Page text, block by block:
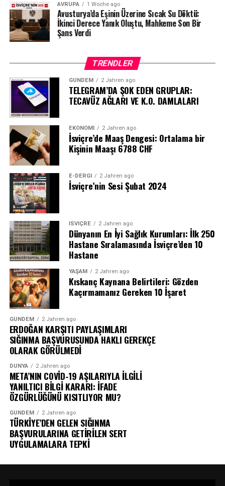
AVRUPA 1 Woche ago
Avusturya’da Eşinin Üzerine Sıcak Su Döktü:
İkinci Derece Yanık Oluştu, Mahkeme Son Bir
Şans Verdi
TRENDLER
GÜNDEM 2 Jahren ago
TELEGRAM’DA ŞOK EDEN GRUPLAR:
TECAVÜZ AĞLARI VE K.O. DAMLALARI
EKONOMI 2 Jahren ago
İsviçre’de Maaş Dengesi: Ortalama bir
Kişinin Maaşı 6788 CHF
E-DERGI 2 Jahren ago
İsviçre’nin Sesi Şubat 2024
İSVIÇRE 2 Jahren ago
Dünyanın En İyi Sağlık Kurumları: İlk 250
Hastane Sıralamasında İsviçre’den 10
Hastane
YAŞAM 2 Jahren ago
Kıskanç Kaynana Belirtileri: Gözden
Kaçırmamanız Gereken 10 İşaret
GÜNDEM 2 Jahren ago
ERDOĞAN KARŞITI PAYLAŞIMLARI
SIĞINMA BAŞVURUSUNDA HAKLI GEREKÇE
OLARAK GÖRÜLMEDİ
DÜNYA 2 Jahren ago
META’NIN COVİD-19 AŞILARIYLA İLGİLİ
YANILTICI BİLGİ KARARI: İFADE
ÖZGÜRLÜĞÜNÜ KISITLIYOR MU?
GÜNDEM 2 Jahren ago
TÜRKİYE’DEN GELEN SIĞINMA
BAŞVURULARINA GETİRİLEN SERT
UYGULAMALARA TEPKİ